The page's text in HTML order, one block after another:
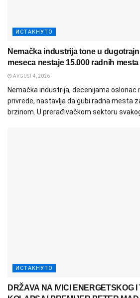
ИСТАКНУТО
Nemačka industrija tone u
meseca nestaje 15.000 radnih mesta
AVGUST 4, 2026
Nemačka industrija, decenijama oslonac
privrede, nastavlja da gubi radna mesta
brzinom. U prerađivačkom sektoru
ИСТАКНУТО
DRŽAVA NA IVICI ENERGETSKOG